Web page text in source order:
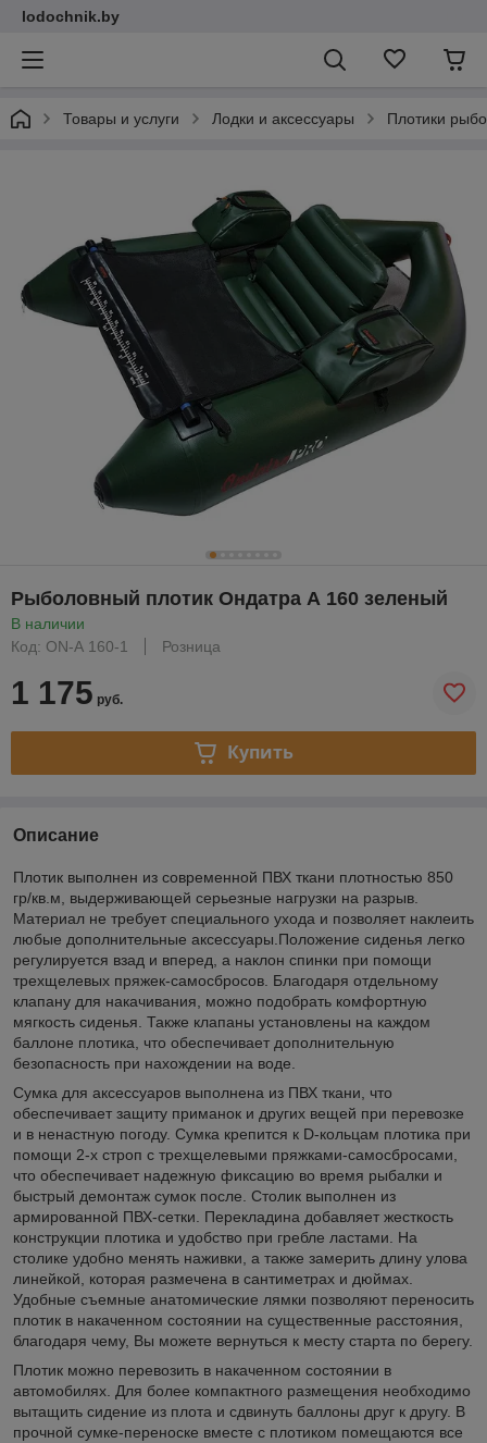
lodochnik.by
Товары и услуги Лодки и аксессуары Плотики
Рыболовный плотик Ондатра А 160 зеленый
В наличии
Код: ON-А 160-1
Розница
1 175 руб.
Купить
Описание
Плотик выполнен из современной ПВХ ткани плотностью 850
гр/кв.м, выдерживающей серьезные нагрузки на разрыв.
Материал не требует специального ухода и позволяет наклеить
любые дополнительные аксессуары.Положение сиденья легко
регулируется взад и вперед, а наклон спинки при помощи
трехщелевых пряжек-самосбросов. Благодаря отдельному
клапану для накачивания, можно подобрать комфортную
мягкость сиденья. Также клапаны установлены на каждом
баллоне плотика, что обеспечивает дополнительную
безопасность при нахождении на воде.
Сумка для аксессуаров выполнена из ПВХ ткани, что
обеспечивает защиту приманок и других вещей при перевозке
и в ненастную погоду. Сумка крепится к D-кольцам плотика при
помощи 2-х строп с трехщелевыми пряжками-самосбросами,
что обеспечивает надежную фиксацию во время рыбалки и
быстрый демонтаж сумок после. Столик выполнен из
армированной ПВХ-сетки. Перекладина добавляет жесткость
конструкции плотика и удобство при гребле ластами. На
столике удобно менять наживки, а также замерить длину улова
линейкой, которая размечена в сантиметрах и дюймах.
Удобные съемные анатомические лямки позволяют переносить
плотик в накаченном состоянии на существенные расстояния,
благодаря чему, Вы можете вернуться к месту старта по берегу.
Плотик можно перевозить в накаченном состоянии в
автомобилях. Для более компактного размещения необходимо
вытащить сидение из плота и сдвинуть баллоны друг к другу. В
прочной сумке-переноске вместе с плотиком помещаются все